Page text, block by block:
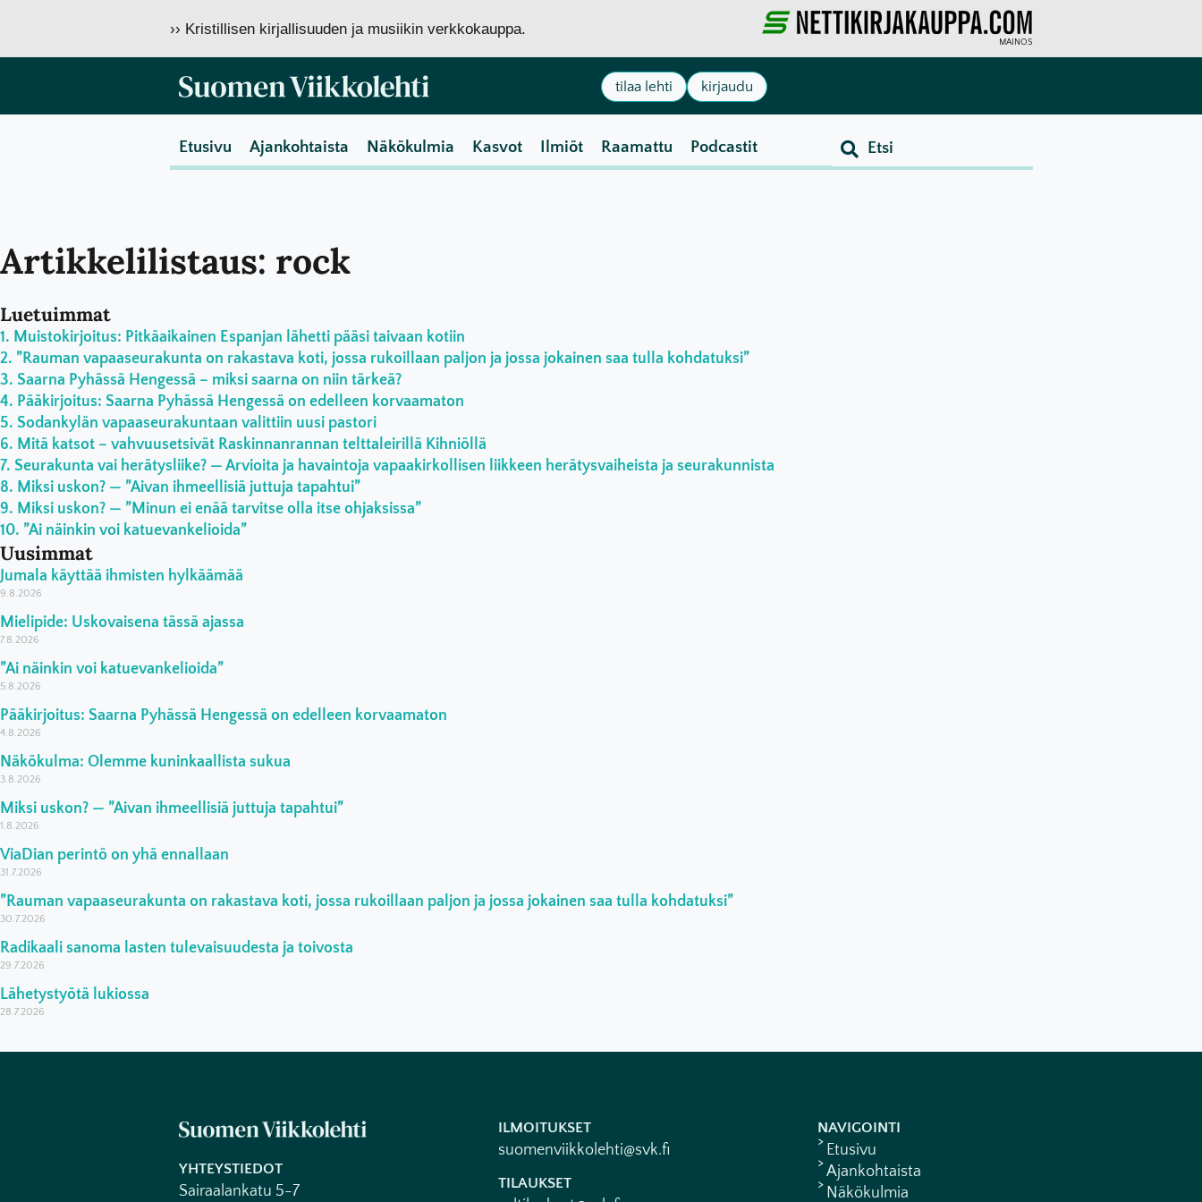
›› Kristillisen kirjallisuuden ja musiikin verkkokauppa.
MAINOS
tilaa lehti kirjaudu
Etusivu Ajankohtaista Näkökulmia Kasvot Ilmiöt Raamattu Podcastit
Artikkelilistaus: rock
Luetuimmat
Muistokirjoitus: Pitkäaikainen Espanjan lähetti pääsi taivaan kotiin
”Rauman vapaaseurakunta on rakastava koti, jossa rukoillaan paljon ja jossa jokainen saa tulla kohdatuksi”
Saarna Pyhässä Hengessä – miksi saarna on niin tärkeä?
Pääkirjoitus: Saarna Pyhässä Hengessä on edelleen korvaamaton
Sodankylän vapaaseurakuntaan valittiin uusi pastori
Mitä katsot – vahvuusetsivät Raskinnanrannan telttaleirillä Kihniöllä
Seurakunta vai herätysliike? — Arvioita ja havaintoja vapaakirkollisen liikkeen herätysvaiheista ja seurakunnista
Miksi uskon? — ”Aivan ihmeellisiä juttuja tapahtui”
Miksi uskon? — ”Minun ei enää tarvitse olla itse ohjaksissa”
”Ai näinkin voi katuevankelioida”
Uusimmat
Jumala käyttää ihmisten hylkäämää
9.8.2026
Mielipide: Uskovaisena tässä ajassa
7.8.2026
”Ai näinkin voi katuevankelioida”
5.8.2026
Pääkirjoitus: Saarna Pyhässä Hengessä on edelleen korvaamaton
4.8.2026
Näkökulma: Olemme kuninkaallista sukua
3.8.2026
Miksi uskon? — ”Aivan ihmeellisiä juttuja tapahtui”
1.8.2026
ViaDian perintö on yhä ennallaan
31.7.2026
”Rauman vapaaseurakunta on rakastava koti, jossa rukoillaan paljon ja jossa jokainen saa tulla kohdatuksi”
30.7.2026
Radikaali sanoma lasten tulevaisuudesta ja toivosta
29.7.2026
Lähetystyötä lukiossa
28.7.2026
YHTEYSTIEDOT
Sairaalankatu 5-7
ILMOITUKSET
suomenviikkolehti@svk.fi
TILAUKSET
NAVIGOINTI
Etusivu
Ajankohtaista
Näkökulmia